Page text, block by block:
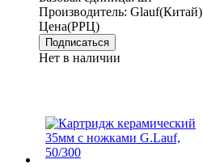
Производитель: Glauf(Китай)
Цена(РРЦ)
Подписаться
Нет в наличии